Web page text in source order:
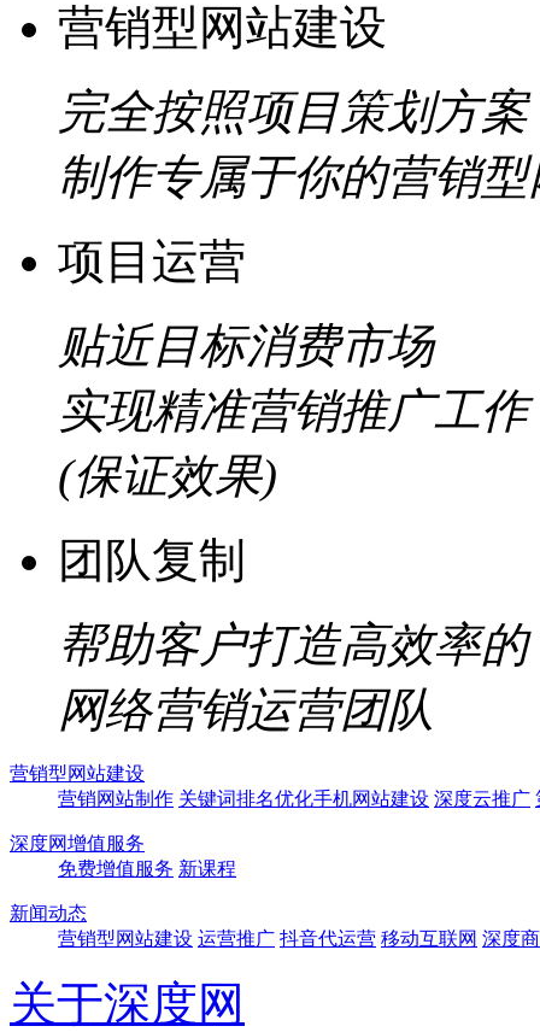
营销型网站建设
完全按照项目策划方案
制作专属于你的营销
项目运营
贴近目标消费市场
实现精准营销推广工作
(保证效果)
团队复制
帮助客户打造高效率的
网络营销运营团队
营销型网站建设
营销网站制作 关键词排名优化手机网站建设 深度云推广
深度网增值服务
免费增值服务 新课程
新闻动态
营销型网站建设 运营推广 抖音代运营 移动互联网 深度
关于深度网